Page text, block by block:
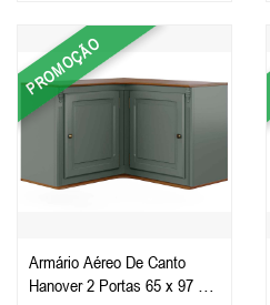
PROMOÇÃO
Armário Aéreo De Canto
Hanover 2 Portas 65 x 97 x